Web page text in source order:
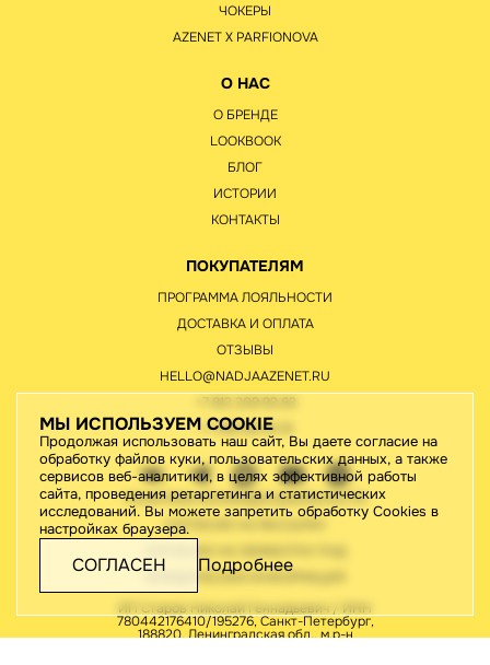
МЫ ИСПОЛЬЗУЕМ COOKIE
Продолжая использовать наш сайт, Вы даете согласие на
обработку файлов куки, пользовательских данных, а также
сервисов веб-аналитики, в целях эффективной работы
сайта, проведения ретаргетинга и статистических
исследований. Вы можете запретить обработку Cookies в
настройках браузера.
СОГЛАСЕН Подробнее
ЧОКЕРЫ
AZENET Х PARFIONOVA
О НАС
О БРЕНДЕ
LOOKBOOK
БЛОГ
ИСТОРИИ
КОНТАКТЫ
ПОКУПАТЕЛЯМ
ПРОГРАММА ЛОЯЛЬНОСТИ
ДОСТАВКА И ОПЛАТА
ОТЗЫВЫ
HELLO@NADJAAZENET.RU
+7 812 209 93 63
+7 495 651 61 91
ПОЛИТИКА КОНФИДЕНЦИАЛЬНОСТИ
СОГЛАСИЕ НА РАССЫЛКУ
ЮРИДИЧЕСКАЯ ИНФОРМАЦИЯ
ИП Старов Николай Геннадьевич / ИНН
780442176410/195276, Санкт-Петербург,
188820, Ленинградская обл., м.р-н